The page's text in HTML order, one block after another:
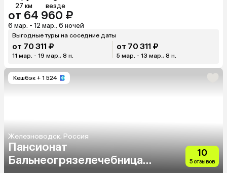
27 км везде
от 64 960 ₽
6 мар. - 12 мар., 6 ночей
Выгодные туры на соседние даты
от 70 311 ₽
11 мар. - 19 мар., 8 н.
от 70 311 ₽
5 мар. - 13 мар., 8 н.
Кешбэк + 1 524
Железноводск, Россия
Пансионат
Бальнеогрязелечебница
10
5 отзывов